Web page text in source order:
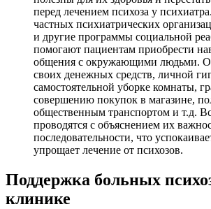
перед лечением психоза у
частных психиатрических
и другие программы социальной
помогают пациентам приобрести
общения с окружающими людьми.
своих денежных средств, личной
самостоятельной уборке комнаты,
совершению покупок в магазине,
общественным транспортом и т.д.
проводятся с объяснением их
последовательности, что
упрощает лечение от психозов.
Поддержка больных
клинике